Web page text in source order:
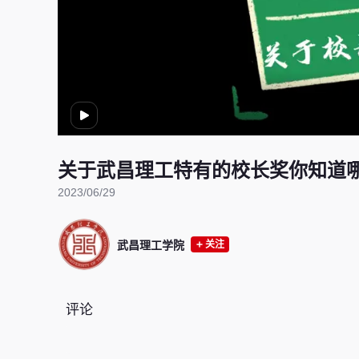
关于武昌理工特有的校长奖你知道
2023/06/29
武昌理工学院 关注
评论